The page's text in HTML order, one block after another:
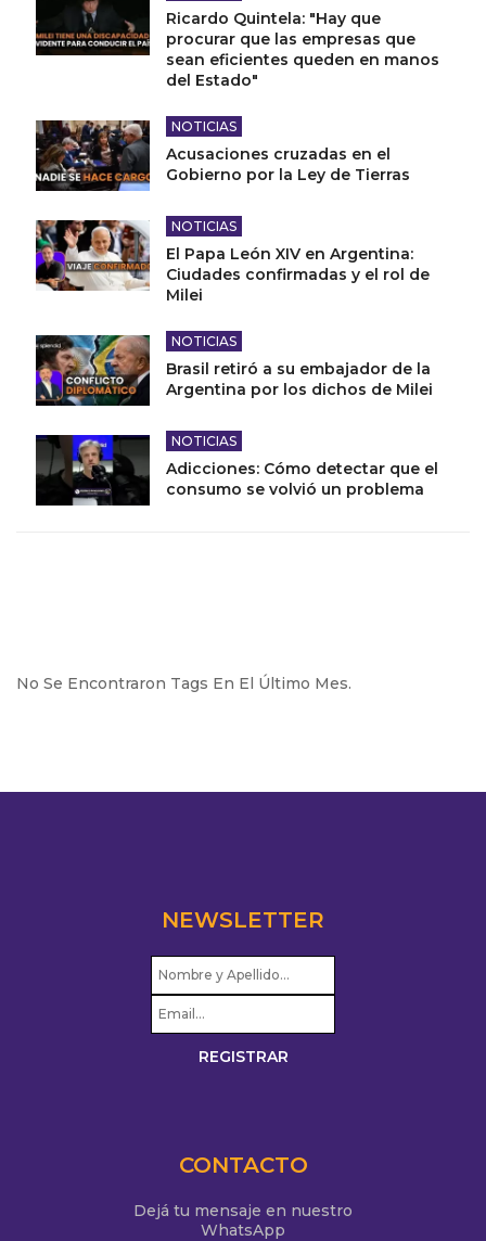
Ricardo Quintela: "Hay que
procurar que las empresas que
sean eficientes queden en manos
del Estado"
NOTICIAS
Acusaciones cruzadas en el
Gobierno por la Ley de Tierras
NOTICIAS
El Papa León XIV en Argentina:
Ciudades confirmadas y el rol de
Milei
NOTICIAS
Brasil retiró a su embajador de la
Argentina por los dichos de Milei
NOTICIAS
Adicciones: Cómo detectar que el
consumo se volvió un problema
No Se Encontraron Tags En El Último Mes.
NEWSLETTER
CONTACTO
Dejá tu mensaje en nuestro
WhatsApp